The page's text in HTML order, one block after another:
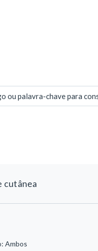
ou palavra-chave para
cutânea
Ambos